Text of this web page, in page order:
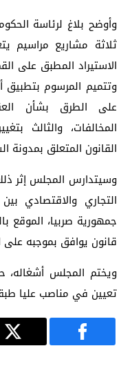
وأوضح بلاغ لرئاسة
ثلاثة مشاريع مراسيم
الاستيراد المطبق على
وتتميم المرسوم بتطبيق
على الطرق بشأن
المخالفات، والثالث
القانون المتعلق بمدونة
وسيتدارس المجلس إثر
التجاري والاقتصادي
قانون يوافق بموجبه على
ويختم المجلس أشغاله،
تعيين في مناصب عليا طبقا